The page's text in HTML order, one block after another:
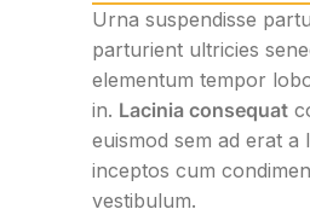
Urna suspendisse
parturient ultricies
elementum tempor
in. Lacinia consequat
euismod sem ad erat
inceptos cum
vestibulum.